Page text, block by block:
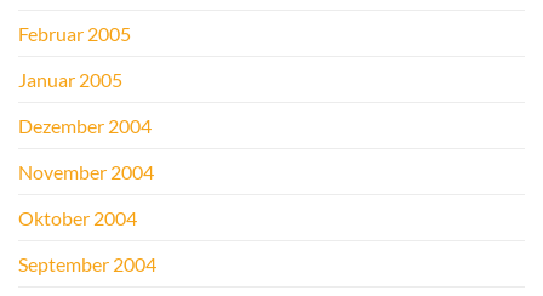
Februar 2005
Januar 2005
Dezember 2004
November 2004
Oktober 2004
September 2004